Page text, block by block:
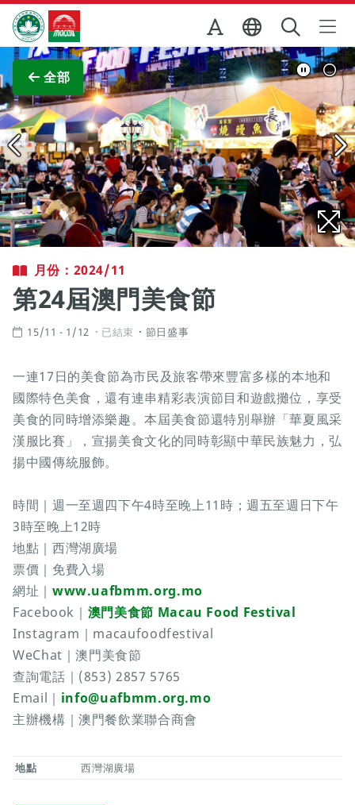
跳至主内容
澳門特別行政區政府旅遊局
全部
查看原圖
月份：2024/11
第24屆澳門美食節
15/11 - 1/12 已結束 節日盛事
一連17日的美食節為市民及旅客帶來豐富多樣的本地和
國際特色美食，還有連串精彩表演節目和遊戲攤位，享受
美食的同時增添樂趣。本屆美食節還特別舉辦「華夏風采
漢服比賽」，宣揚美食文化的同時彰顯中華民族魅力，弘
揚中國傳統服飾。
時間｜週一至週四下午4時至晚上11時；週五至週日下午
3時至晚上12時
地點｜西灣湖廣場
票價｜免費入場
網址｜ www.uafbmm.org.mo
Facebook｜ 澳門美食節 Macau Food Festival
Instagram｜macaufoodfestival
WeChat｜澳門美食節
查詢電話｜(853) 2857 5765
Email｜ info@uafbmm.org.mo
主辦機構｜澳門餐飲業聯合商會
地點 西灣湖廣場